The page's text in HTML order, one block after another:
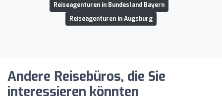
Reiseagenturen in Bundesland Bayern
Reiseagenturen in Augsburg
Andere Reisebüros, die Sie
interessieren könnten